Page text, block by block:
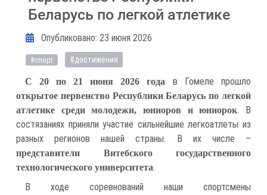
Беларусь по легкой атлетике
Информация о материале
Опубликовано: 23 июня 2026
#спорт #достижения
С 20 по 21 июня 2026 года в Гомеле прошло
открытое первенство Республики Беларусь по легкой
атлетике среди молодежи, юниоров и юниорок. В
состязаниях приняли участие сильнейшие легкоатлеты из
разных регионов нашей страны. В их числе –
представители Витебского государственного
технологического университета.
В ходе соревнований наши спортсмены